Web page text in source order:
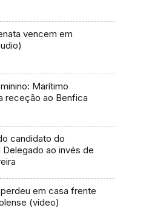
vencem em
Marítimo
receção ao Benfica
candidato do
Delegado ao invés de
em casa frente
(vídeo)